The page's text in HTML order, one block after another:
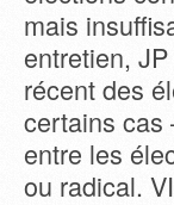
mais
entretien,
récent des
certains cas
entre les
ou radical.